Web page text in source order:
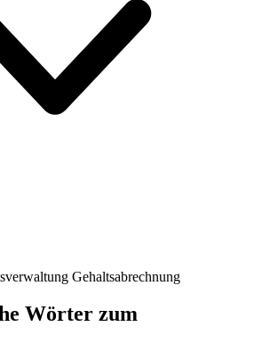
Gehaltsabrechnung
Wörter zum